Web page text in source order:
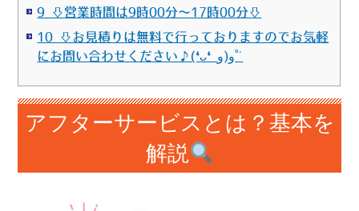
9 ⇩営業時間は9時00分～17時00分⇩
10 ⇩お見積りは無料で行っておりますのでお気軽
にお問い合わせください♪(❛ᴗ❛ و(و˚˙
アフターサービスとは？基本を
解説